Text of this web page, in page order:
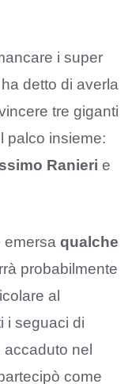
i super
detto di averla
tre giganti
palco insieme:
Ranieri e
emersa qualche
probabilmente
al
i seguaci di
nel
come